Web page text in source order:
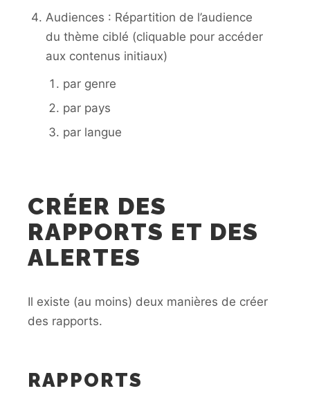
Audiences : Répartition de l’audience
du thème ciblé (cliquable pour accéder
aux contenus initiaux)
par genre
par pays
par langue
CRÉER DES
RAPPORTS ET DES
ALERTES
Il existe (au moins) deux manières de créer
des rapports.
RAPPORTS